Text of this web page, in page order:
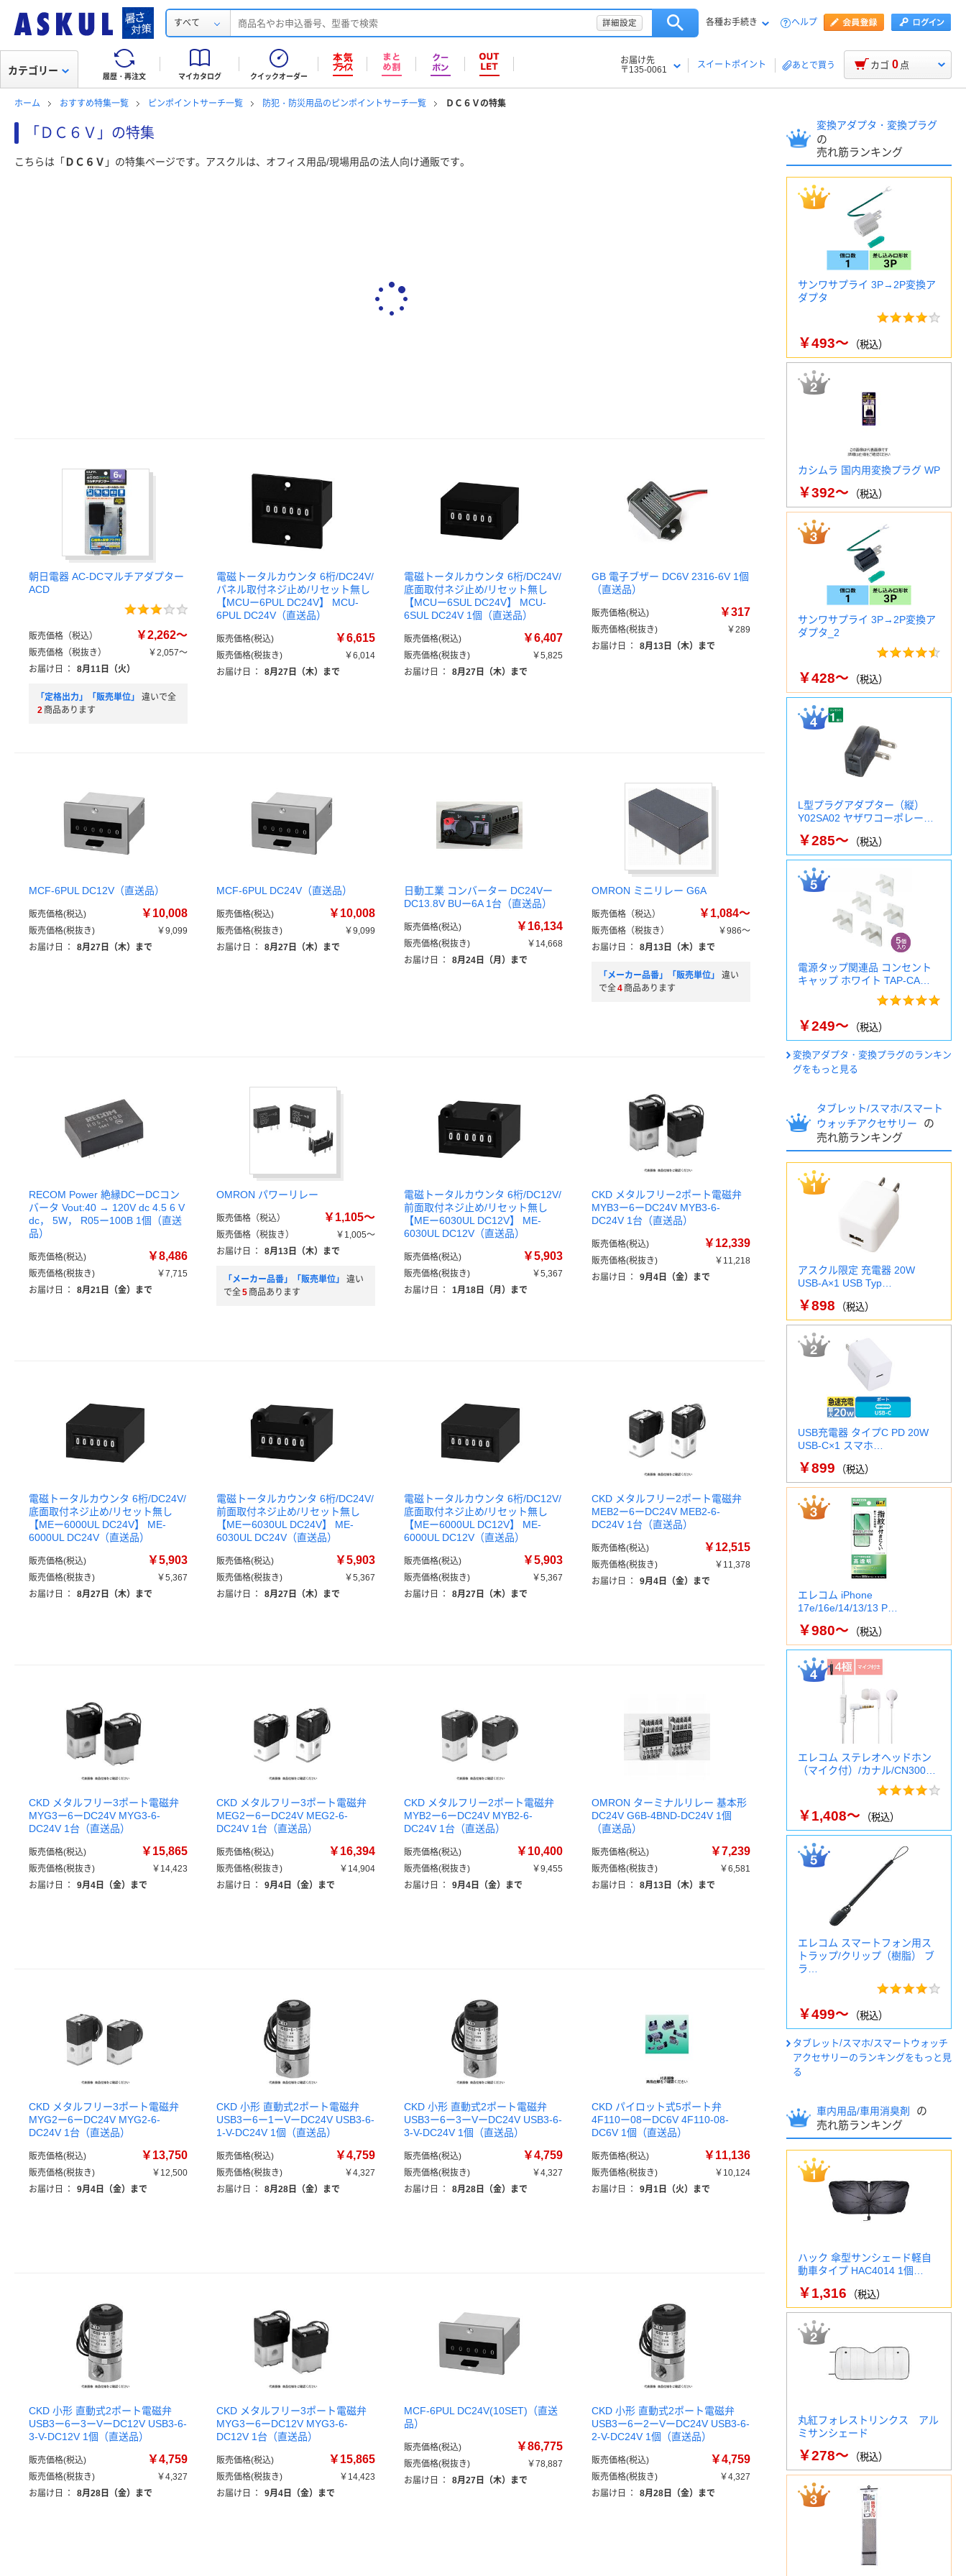
すべて 詳細設定 各種お手続き ヘルプ
履歴・再注文 マイカタログ クイックオーダー
お届け先
〒135-0061
スイートポイント あとで買う
カテゴリー カゴ 0 点
ホーム おすすめ特集一覧 ピンポイントサーチ一覧 防犯・防災用品のピンポイントサーチ一覧 ＤＣ６Ｖの特集
「ＤＣ６Ｖ」の特集
こちらは「 ＤＣ６Ｖ 」の特集ページです。アスクルは、オフィス用品/現場用品の法人向け通販です。
朝日電器 AC-DCマルチアダプター
ACD
販売価格（税込） ￥2,262～
販売価格（税抜き）
￥2,057～
お届け日
： 8月11日（火）
「定格出力」「販売単位」
違いで全
2 商品あります
電磁トータルカウンタ 6桁/DC24V/
パネル取付ネジ止め/リセット無し
【MCUー6PUL DC24V】 MCU-
6PUL DC24V（直送品）
販売価格(税込) ￥6,615
販売価格(税抜き)
￥6,014
お届け日
： 8月27日（木）まで
電磁トータルカウンタ 6桁/DC24V/
底面取付ネジ止め/リセット無し
【MCUー6SUL DC24V】 MCU-
6SUL DC24V 1個（直送品）
販売価格(税込) ￥6,407
販売価格(税抜き)
￥5,825
お届け日
： 8月27日（木）まで
GB 電子ブザー DC6V 2316-6V 1個
（直送品）
販売価格(税込) ￥317
販売価格(税抜き)
￥289
お届け日
： 8月13日（木）まで
MCF-6PUL DC12V（直送品）
販売価格(税込) ￥10,008
販売価格(税抜き)
￥9,099
お届け日
： 8月27日（木）まで
MCF-6PUL DC24V（直送品）
販売価格(税込) ￥10,008
販売価格(税抜き)
￥9,099
お届け日
： 8月27日（木）まで
日動工業 コンバーター DC24Vー
DC13.8V BUー6A 1台（直送品）
販売価格(税込) ￥16,134
販売価格(税抜き)
￥14,668
お届け日
： 8月24日（月）まで
OMRON ミニリレー G6A
販売価格（税込） ￥1,084～
販売価格（税抜き）
￥986～
お届け日
： 8月13日（木）まで
「メーカー品番」「販売単位」
違い
で全4 商品あります
RECOM Power 絶縁DCーDCコン
バータ Vout:40 → 120V dc 4.5 6 V
dc， 5W， R05ー100B 1個（直送
品）
販売価格(税込) ￥8,486
販売価格(税抜き)
￥7,715
お届け日
： 8月21日（金）まで
OMRON パワーリレー
販売価格（税込） ￥1,105～
販売価格（税抜き）
￥1,005～
お届け日
： 8月13日（木）まで
「メーカー品番」「販売単位」
違い
で全5 商品あります
電磁トータルカウンタ 6桁/DC12V/
前面取付ネジ止め/リセット無し
【MEー6030UL DC12V】 ME-
6030UL DC12V（直送品）
販売価格(税込) ￥5,903
販売価格(税抜き)
￥5,367
お届け日
： 1月18日（月）まで
CKD メタルフリー2ポート電磁弁
MYB3ー6ーDC24V MYB3-6-
DC24V 1台（直送品）
販売価格(税込) ￥12,339
販売価格(税抜き)
￥11,218
お届け日
： 9月4日（金）まで
電磁トータルカウンタ 6桁/DC24V/
底面取付ネジ止め/リセット無し
【MEー6000UL DC24V】 ME-
6000UL DC24V（直送品）
販売価格(税込) ￥5,903
販売価格(税抜き)
￥5,367
お届け日
： 8月27日（木）まで
電磁トータルカウンタ 6桁/DC24V/
前面取付ネジ止め/リセット無し
【MEー6030UL DC24V】 ME-
6030UL DC24V（直送品）
販売価格(税込) ￥5,903
販売価格(税抜き)
￥5,367
お届け日
： 8月27日（木）まで
電磁トータルカウンタ 6桁/DC12V/
底面取付ネジ止め/リセット無し
【MEー6000UL DC12V】 ME-
6000UL DC12V（直送品）
販売価格(税込) ￥5,903
販売価格(税抜き)
￥5,367
お届け日
： 8月27日（木）まで
CKD メタルフリー2ポート電磁弁
MEB2ー6ーDC24V MEB2-6-
DC24V 1台（直送品）
販売価格(税込) ￥12,515
販売価格(税抜き)
￥11,378
お届け日
： 9月4日（金）まで
CKD メタルフリー3ポート電磁弁
MYG3ー6ーDC24V MYG3-6-
DC24V 1台（直送品）
販売価格(税込) ￥15,865
販売価格(税抜き)
￥14,423
お届け日
： 9月4日（金）まで
CKD メタルフリー3ポート電磁弁
MEG2ー6ーDC24V MEG2-6-
DC24V 1台（直送品）
販売価格(税込) ￥16,394
販売価格(税抜き)
￥14,904
お届け日
： 9月4日（金）まで
CKD メタルフリー2ポート電磁弁
MYB2ー6ーDC24V MYB2-6-
DC24V 1台（直送品）
販売価格(税込) ￥10,400
販売価格(税抜き)
￥9,455
お届け日
： 9月4日（金）まで
OMRON ターミナルリレー 基本形
DC24V G6B-4BND-DC24V 1個
（直送品）
販売価格(税込) ￥7,239
販売価格(税抜き)
￥6,581
お届け日
： 8月13日（木）まで
CKD メタルフリー3ポート電磁弁
MYG2ー6ーDC24V MYG2-6-
DC24V 1台（直送品）
販売価格(税込) ￥13,750
販売価格(税抜き)
￥12,500
お届け日
： 9月4日（金）まで
CKD 小形 直動式2ポート電磁弁
USB3ー6ー1ーVーDC24V USB3-6-
1-V-DC24V 1個（直送品）
販売価格(税込) ￥4,759
販売価格(税抜き)
￥4,327
お届け日
： 8月28日（金）まで
CKD 小形 直動式2ポート電磁弁
USB3ー6ー3ーVーDC24V USB3-6-
3-V-DC24V 1個（直送品）
販売価格(税込) ￥4,759
販売価格(税抜き)
￥4,327
お届け日
： 8月28日（金）まで
CKD パイロット式5ポート弁
4F110ー08ーDC6V 4F110-08-
DC6V 1個（直送品）
販売価格(税込) ￥11,136
販売価格(税抜き)
￥10,124
お届け日
： 9月1日（火）まで
CKD 小形 直動式2ポート電磁弁
USB3ー6ー3ーVーDC12V USB3-6-
3-V-DC12V 1個（直送品）
販売価格(税込) ￥4,759
販売価格(税抜き)
￥4,327
お届け日
： 8月28日（金）まで
CKD メタルフリー3ポート電磁弁
MYG3ー6ーDC12V MYG3-6-
DC12V 1台（直送品）
販売価格(税込) ￥15,865
販売価格(税抜き)
￥14,423
お届け日
： 9月4日（金）まで
MCF-6PUL DC24V(10SET)（直送
品）
販売価格(税込) ￥86,775
販売価格(税抜き)
￥78,887
お届け日
： 8月27日（木）まで
CKD 小形 直動式2ポート電磁弁
USB3ー6ー2ーVーDC24V USB3-6-
2-V-DC24V 1個（直送品）
販売価格(税込) ￥4,759
販売価格(税抜き)
￥4,327
お届け日
： 8月28日（金）まで
変換アダプタ・変換プラグ
の
売れ筋ランキング
サンワサプライ 3P→2P変換ア
ダプタ
￥493～ （税込）
カシムラ 国内用変換プラグ WP
￥392～ （税込）
サンワサプライ 3P→2P変換ア
ダプタ_2
￥428～ （税込）
L型プラグアダプター（縦）
Y02SA02 ヤザワコーポレー…
￥285～ （税込）
電源タップ関連品 コンセント
キャップ ホワイト TAP-CA…
￥249～ （税込）
変換アダプタ・変換プラグのランキン
グをもっと見る
タブレット/スマホ/スマート
ウォッチアクセサリー
の
売れ筋ランキング
アスクル限定 充電器 20W
USB-A×1 USB Typ…
￥898 （税込）
USB充電器 タイプC PD 20W
USB-C×1 スマホ…
￥899 （税込）
エレコム iPhone
17e/16e/14/13/13 P…
￥980～ （税込）
エレコム ステレオヘッドホン
（マイク付）/カナル/CN300…
￥1,408～ （税込）
エレコム スマートフォン用ス
トラップ/クリップ（樹脂） ブ
ラ…
￥499～ （税込）
タブレット/スマホ/スマートウォッチ
アクセサリーのランキングをもっと見
る
車内用品/車用消臭剤
の
売れ筋ランキング
ハック 傘型サンシェード軽自
動車タイプ HAC4014 1個…
￥1,316 （税込）
丸紅フォレストリンクス アル
ミサンシェード
￥278～ （税込）